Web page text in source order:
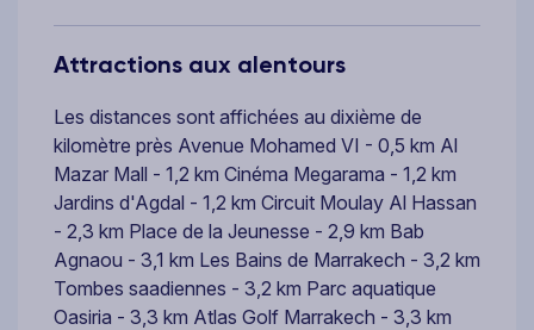
Attractions aux alentours
Les distances sont affichées au dixième de
kilomètre près Avenue Mohamed VI - 0,5 km Al
Mazar Mall - 1,2 km Cinéma Megarama - 1,2 km
Jardins d'Agdal - 1,2 km Circuit Moulay Al Hassan
- 2,3 km Place de la Jeunesse - 2,9 km Bab
Agnaou - 3,1 km Les Bains de Marrakech - 3,2 km
Tombes saadiennes - 3,2 km Parc aquatique
Oasiria - 3,3 km Atlas Golf Marrakech - 3,3 km